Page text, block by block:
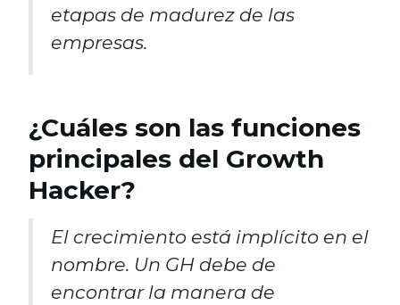
etapas de madurez de las
empresas.
¿Cuáles son las funciones
principales del Growth
Hacker?
El crecimiento está implícito en el
nombre. Un GH debe de
encontrar la manera de